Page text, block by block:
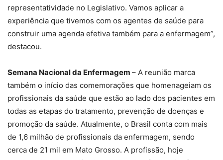
representatividade no Legislativo. Vamos aplicar a
experiência que tivemos com os agentes de saúde para
construir uma agenda efetiva também para a enfermagem”,
destacou.
Semana Nacional da Enfermagem – A reunião marca
também o início das comemorações que homenageiam os
profissionais da saúde que estão ao lado dos pacientes em
todas as etapas do tratamento, prevenção de doenças e
promoção da saúde. Atualmente, o Brasil conta com mais
de 1,6 milhão de profissionais da enfermagem, sendo
cerca de 21 mil em Mato Grosso. A profissão, hoje